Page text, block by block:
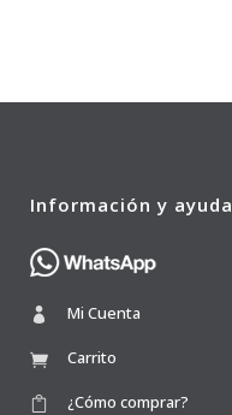
Información y ayuda
Mi Cuenta
Carrito
¿Cómo comprar?